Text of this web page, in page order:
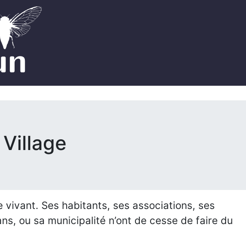
Village
vivant. Ses habitants, ses associations, ses
ou sa municipalité n’ont de cesse de faire du